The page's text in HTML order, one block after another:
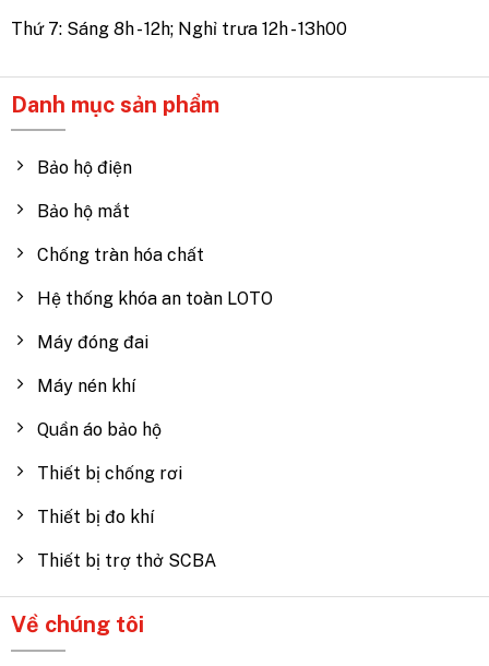
Thứ 7: Sáng 8h - 12h; Nghỉ trưa 12h - 13h00
Danh mục sản phẩm
Bảo hộ điện
Bảo hộ mắt
Chống tràn hóa chất
Hệ thống khóa an toàn LOTO
Máy đóng đai
Máy nén khí
Quần áo bảo hộ
Thiết bị chống rơi
Thiết bị đo khí
Thiết bị trợ thở SCBA
Về chúng tôi